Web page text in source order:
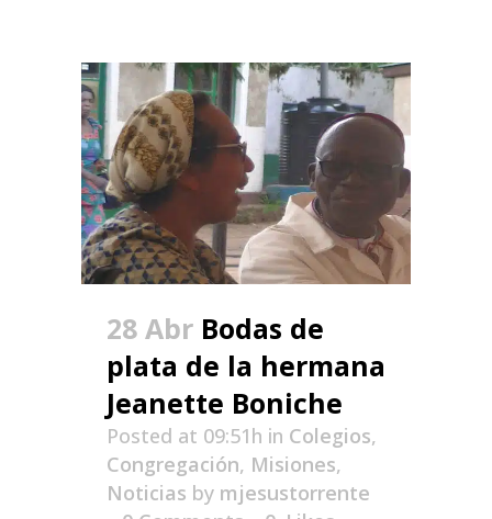
28 Abr Bodas de
plata de la hermana
Jeanette Boniche
Posted at 09:51h in Colegios,
Congregación, Misiones,
Noticias by mjesustorrente